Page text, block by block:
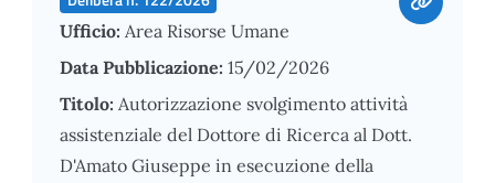
Ufficio: Area Risorse Umane
Data Pubblicazione: 15/02/2026
Titolo: Autorizzazione svolgimento attività
assistenziale del Dottore di Ricerca al Dott.
D'Amato Giuseppe in esecuzione della